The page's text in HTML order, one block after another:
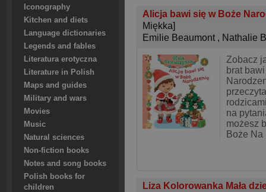
Iconography
Kitchen and diets
Language dictionaries
Legends and fables
Literatura erotyczna
Literature in Polish
Maps and guides
Military and wars
Movies
Music
Natural sciences
Non-fiction books
Notes and song books
Polish books for
children
Alicja bawi się w Boże
Miękka]
Emilie Beaumont , Nathalie
Zobacz
brat
na
możesz
Boże Na
Liza Kolorowanka Mała